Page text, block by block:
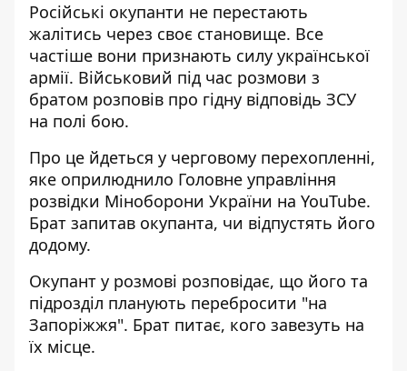
Російські окупанти не перестають
жалітись через своє становище. Все
частіше вони признають силу української
армії. Військовий під час розмови з
братом розповів про гідну відповідь ЗСУ
на полі бою.
Про це йдеться у черговому перехопленні,
яке оприлюднило Головне управління
розвідки Міноборони України на YouTube.
Брат запитав окупанта, чи відпустять його
додому.
Окупант у розмові розповідає, що його та
підрозділ планують перебросити "на
Запоріжжя". Брат питає, кого завезуть на
їх місце.